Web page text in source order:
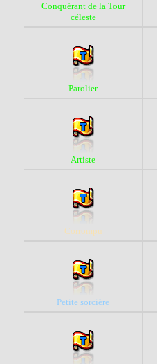
Conquérant de la Tour
céleste
Parolier
Artiste
Corrompu
Petite sorcière